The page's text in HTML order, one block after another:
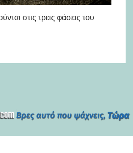
στις τρεις φάσεις του